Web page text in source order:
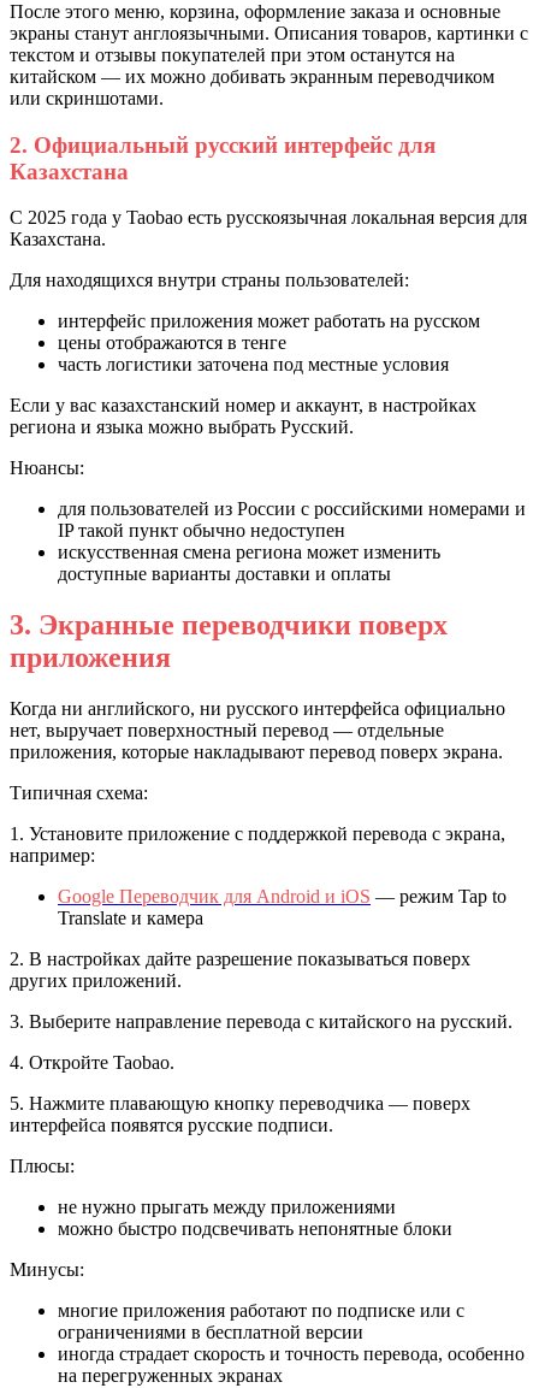
После этого меню, корзина, оформление заказа и основные
экраны станут англоязычными. Описания товаров, картинки с
текстом и отзывы покупателей при этом останутся на
китайском — их можно добивать экранным переводчиком
или скриншотами.
2. Официальный русский интерфейс для
Казахстана
С 2025 года у Taobao есть русскоязычная локальная версия для
Казахстана.
Для находящихся внутри страны пользователей:
интерфейс приложения может работать на русском
цены отображаются в тенге
часть логистики заточена под местные условия
Если у вас казахстанский номер и аккаунт, в настройках
региона и языка можно выбрать Русский.
Нюансы:
для пользователей из России с российскими номерами и
IP такой пункт обычно недоступен
искусственная смена региона может изменить
доступные варианты доставки и оплаты
3. Экранные переводчики поверх
приложения
Когда ни английского, ни русского интерфейса официально
нет, выручает поверхностный перевод — отдельные
приложения, которые накладывают перевод поверх экрана.
Типичная схема:
1. Установите приложение с поддержкой перевода с экрана,
например:
Google Переводчик для Android и iOS — режим Tap to
Translate и камера
2. В настройках дайте разрешение показываться поверх
других приложений.
3. Выберите направление перевода с китайского на русский.
4. Откройте Taobao.
5. Нажмите плавающую кнопку переводчика — поверх
интерфейса появятся русские подписи.
Плюсы:
не нужно прыгать между приложениями
можно быстро подсвечивать непонятные блоки
Минусы:
многие приложения работают по подписке или с
ограничениями в бесплатной версии
иногда страдает скорость и точность перевода, особенно
на перегруженных экранах